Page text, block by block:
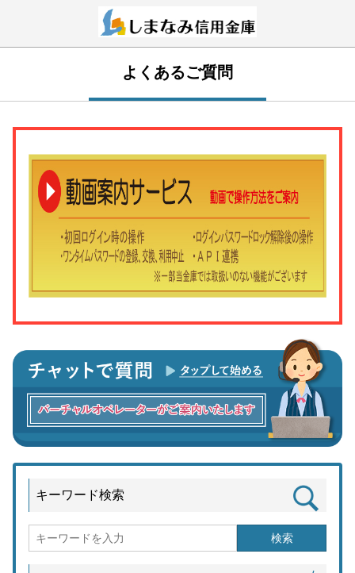
よくあるご質問
キーワード検索
検索